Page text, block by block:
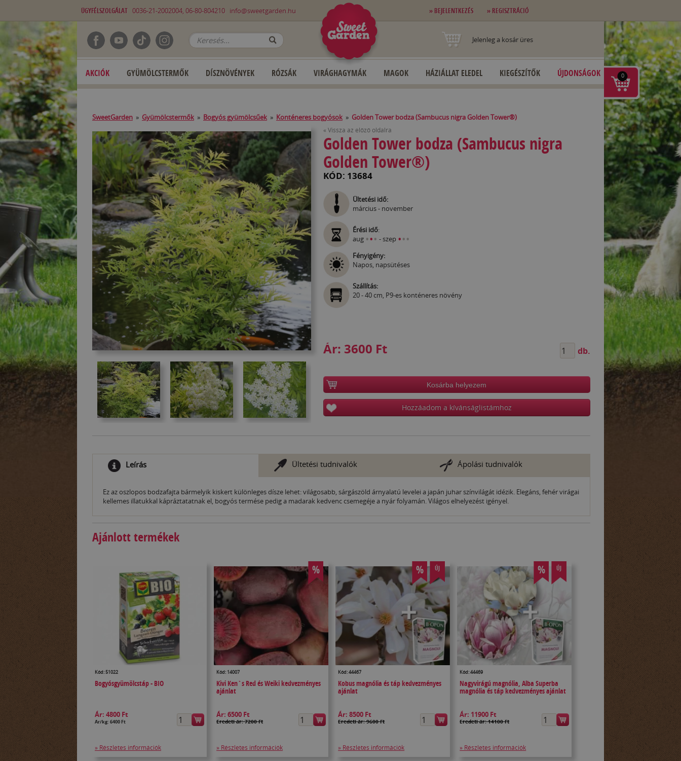
ÜGYFÉLSZOLGÁLAT 0036-21-2002004, 06-80-804210 info@sweetgarden.hu » BEJELENTKEZÉS » REGISZTRÁCIÓ
Jelenleg a kosár üres
AKCIÓK GYÜMÖLCSTERMŐK DÍSZNÖVÉNYEK RÓZSÁK VIRÁGHAGYMÁK MAGOK HÁZIÁLLAT ELEDEL KIEGÉSZÍTŐK ÚJDONSÁGOK
SweetGarden » Gyümölcstermők » Bogyós gyümölcsűek » Konténeres bogyósok » Golden Tower bodza (Sambucus nigra Golden Tower®)
« Vissza az előző oldalra
Golden Tower bodza (Sambucus nigra
Golden Tower®)
KÓD: 13684
Ültetési idő:
március - november
Érési idő:
aug ••• - szep •••
Fényigény:
Napos, napsütéses
Szállítás:
20 - 40 cm, P9-es konténeres növény
Ár: 3600 Ft db.
Kosárba helyezem
Hozzáadom a kívánságlistámhoz
Leírás Ültetési tudnivalók Ápolási tudnivalók
Ez az oszlopos bodzafajta bármelyik kiskert különleges dísze lehet: világosabb, sárgászöld árnyalatú levelei a japán juhar színvilágát idézik. Elegáns, fehér virágai
kellemes illatukkal kápráztatatnak el, bogyós termése pedig a madarak kedvenc csemegéje a nyár folyamán. Világos elhelyezést igényel.
Ajánlott termékek
Kód: 51022
Bogyósgyümölcstáp - BIO
Ár: 4800 Ft
Ár/kg: 6400 Ft
» Részletes információk
%
Kód: 14007
Kivi Ken`s Red és Weiki kedvezményes
ajánlat
Ár:6500 Ft
Eredeti ár: 7200 Ft
» Részletes információk
% ÚJ
Kód: 44467
Kobus magnólia és táp kedvezményes
ajánlat
Ár:8500 Ft
Eredeti ár: 9600 Ft
» Részletes információk
% ÚJ
Kód: 44469
Nagyvirágú magnólia, Alba Superba
magnólia és táp kedvezményes ajánlat
Ár: 11900 Ft
Eredeti ár: 14100 Ft
» Részletes információk
0